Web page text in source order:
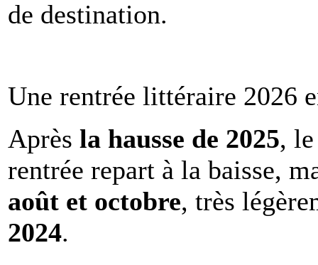
de destination.
Une rentrée littéraire 2026
Après la hausse de 2025,
rentrée repart à la baisse,
août et octobre, très
2024.